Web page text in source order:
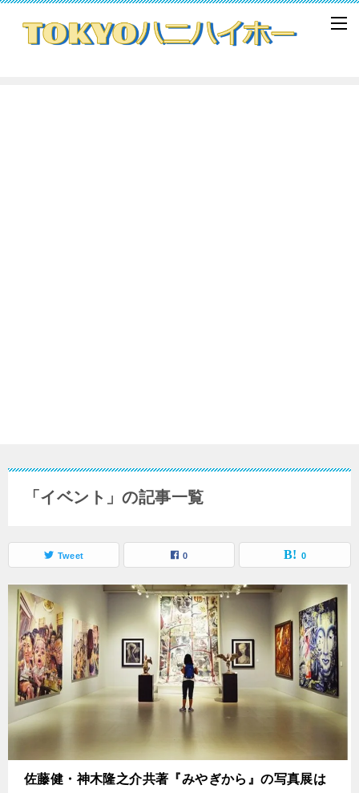
「イベント」の記事一覧
Tweet 0 0
佐藤健・神木隆之介共著『みやぎから』の写真展は